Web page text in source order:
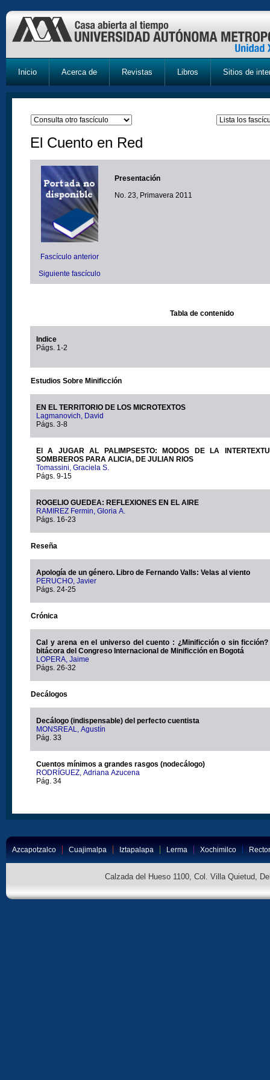
Inicio Acerca de Revistas Libros Sitios de
El Cuento en Red
Fascículo anterior
Siguiente fascículo
Presentación
No. 23, Primavera 2011
Tabla de contenido
Indice
Págs. 1-2
Estudios Sobre Minificción
EN EL TERRITORIO DE LOS MICROTEXTOS
Lagmanovich, David
Págs. 3-8
El A JUGAR AL PALIMPSESTO: MODOS DE LA
SOMBREROS PARA ALICIA, DE JULIAN RIOS
Tomassini, Graciela S.
Págs. 9-15
ROGELIO GUEDEA: REFLEXIONES EN EL AIRE
RAMIREZ Fermin, Gloria A.
Págs. 16-23
Reseña
Apología de un género. Libro de Fernando Valls: Velas al viento
PERUCHO, Javier
Págs. 24-25
Crónica
Cal y arena en el universo del cuento : ¿Minificción o sin ficción? Una
bitácora del Congreso Internacional de Minificción en Bogotá
LOPERA, Jaime
Págs. 26-32
Decálogos
Decálogo (indispensable) del perfecto cuentista
MONSREAL, Agustín
Pág. 33
Cuentos mínimos a grandes rasgos (nodecálogo)
RODRÍGUEZ, Adriana Azucena
Pág. 34
Azcapotzalco Cuajimalpa Iztapalapa Lerma Xochimilco
Calzada del Hueso 1100, Col. Villa Quietud,